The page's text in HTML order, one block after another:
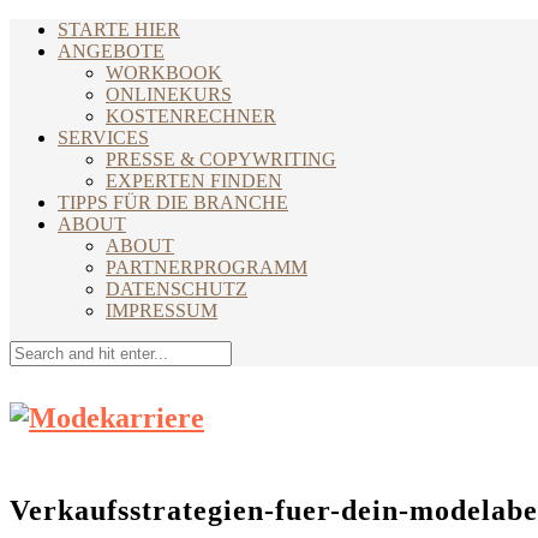
STARTE HIER
ANGEBOTE
WORKBOOK
ONLINEKURS
KOSTENRECHNER
SERVICES
PRESSE & COPYWRITING
EXPERTEN FINDEN
TIPPS FÜR DIE BRANCHE
ABOUT
ABOUT
PARTNERPROGRAMM
DATENSCHUTZ
IMPRESSUM
Verkaufsstrategien-fuer-dein-